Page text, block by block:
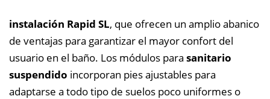
instalación Rapid SL, que ofrecen un amplio abanico
de ventajas para garantizar el mayor confort del
usuario en el baño. Los módulos para sanitario
suspendido incorporan pies ajustables para
adaptarse a todo tipo de suelos poco uniformes o